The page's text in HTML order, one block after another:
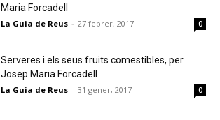
Maria Forcadell
La Guia de Reus - 27 febrer, 2017 0
Serveres i els seus fruits comestibles, per
Josep Maria Forcadell
La Guia de Reus - 31 gener, 2017 0